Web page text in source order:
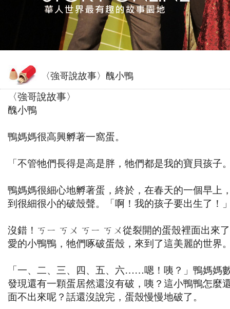
〈強哥說故事〉醜小鴨
〈強哥說故事〉
醜小鴨
鴨媽媽很高興孵著一窩蛋。
「不管牠們長得是高是胖，牠們都是我的寶貝孩子
鴨媽媽很細心地孵著蛋，終於，在春天的一個早上
到很細很小的破殼聲。「啊！我的孩子要出生了！
沒錯！ㄎㄧ ㄎㄨ ㄎㄧ ㄎㄨ從裂開的蛋殼裡面出來
愛的小鴨鴨，牠們啄破蛋殼，來到了這美麗的世界
「一、二、三、四、五、六……嗯！咦？」鴨媽媽
發現還有一顆蛋居然還沒有破，咦？這小鴨鴨怎麼
面不出來呢？話還沒說完，蛋殼慢慢地破了。